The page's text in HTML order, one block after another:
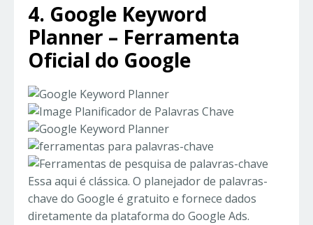
4. Google Keyword
Planner – Ferramenta
Oficial do Google
Essa aqui é clássica. O planejador de palavras-
chave do Google é gratuito e fornece dados
diretamente da plataforma do Google Ads.